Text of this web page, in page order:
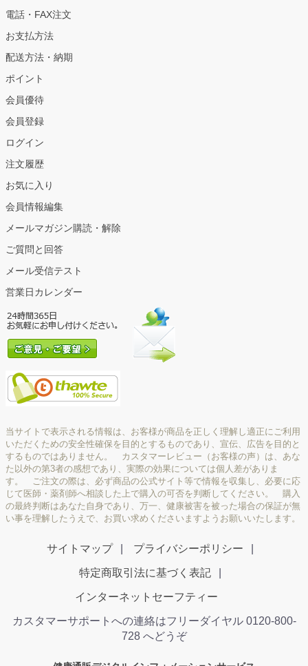
電話・FAX注文
お支払方法
配送方法・納期
ポイント
会員優待
会員登録
ログイン
注文履歴
お気に入り
会員情報編集
メールマガジン購読・解除
ご質問と回答
メール受信テスト
営業日カレンダー
当サイトで表示される情報は、お客様が商品を正しく理解し適正にご利用
いただくための安全性確保を目的とするものであり、宣伝、広告を目的と
するものではありません。 カスタマーレビュー（お客様の声）は、あな
た以外の第3者の感想であり、実際の効果については個人差がありま
す。 ご注文の際は、必ず商品の公式サイト等で情報を収集し、必要に応
じて医師・薬剤師へ相談した上で購入の可否を判断してください。 購入
の最終判断はあなた自身であり、万一、健康被害を被った場合の保証が無
い事を理解したうえで、お買い求めくださいますようお願いいたします。
サイトマップ プライバシーポリシー
特定商取引法に基づく表記
インターネットセーフティー
カスタマーサポートへの連絡はフリーダイヤル 0120-800-
728 へどうぞ